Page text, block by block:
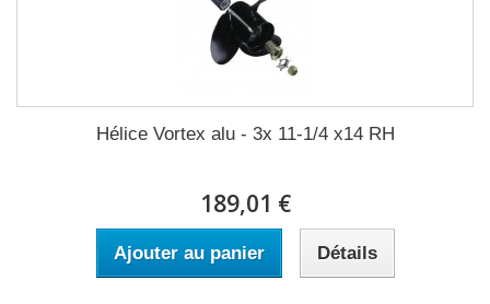
Hélice Vortex alu - 3x 11-1/4 x14 RH
189,01 €
Ajouter au panier Détails